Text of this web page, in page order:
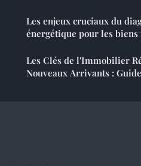
Les enjeux cruciaux du
énergétique pour les
Les Clés de l'Immobilier
Nouveaux Arrivants :